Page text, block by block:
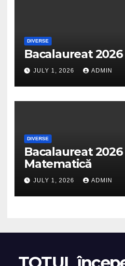
DIVERSE
Bacalaureat
JULY 1, 2026 ADMIN
DIVERSE
Bacalaureat 2026
Matematică
JULY 1, 2026 ADMIN